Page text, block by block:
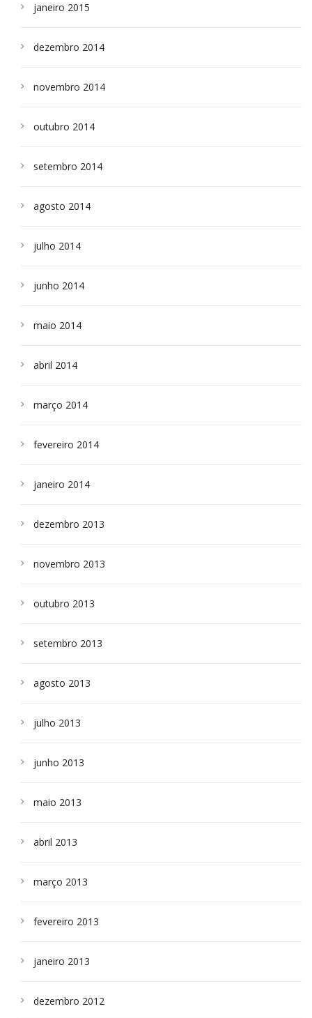
janeiro 2015
dezembro 2014
novembro 2014
outubro 2014
setembro 2014
agosto 2014
julho 2014
junho 2014
maio 2014
abril 2014
março 2014
fevereiro 2014
janeiro 2014
dezembro 2013
novembro 2013
outubro 2013
setembro 2013
agosto 2013
julho 2013
junho 2013
maio 2013
abril 2013
março 2013
fevereiro 2013
janeiro 2013
dezembro 2012